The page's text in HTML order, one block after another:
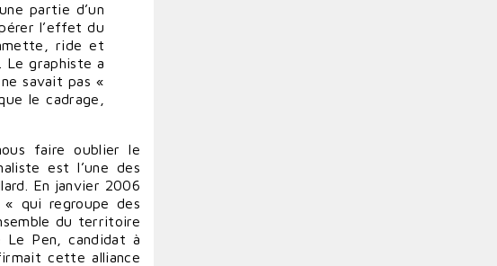
partie d’un
l’effet du
ride et
Le graphiste a
savait pas «
le cadrage,
faire oublier le
est l’une des
En janvier 2006
qui regroupe des
du territoire
Le Pen, candidat à
cette alliance